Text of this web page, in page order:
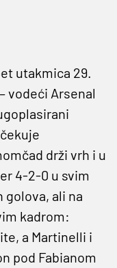
utakmica 29.
vodeći Arsenal
drži vrh i u
4-2-0 u svim
golova, ali na
kadrom:
a Martinelli i
pod Fabianom